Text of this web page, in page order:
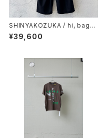
SHINYAKOZUKA / hi, bagg
y(ISSUE#9) / night black
¥39,600